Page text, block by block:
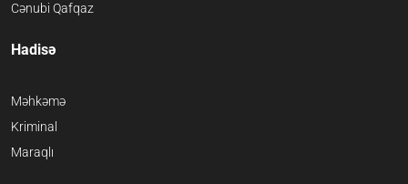
Cənubi Qafqaz
Hadisə
Məhkəmə
Kriminal
Maraqlı